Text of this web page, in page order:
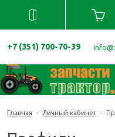
+7 (351) 700-70-39
Главная - Личный кабинет -